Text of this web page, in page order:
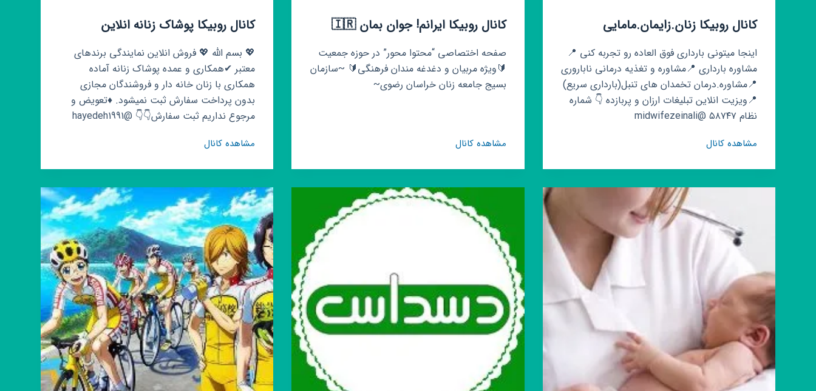
کانال روبیکا زنان.زایمان.مامایی
اینجا میتونی بارداری فوق العاده رو تجربه کنی 📍
مشاوره بارداری 📍مشاوره و تغذیه درمانی ناباروری
📍مشاوره.درمان تخمدان های تنبل(بارداری سریع)
📍ویزیت انلاین تبلیغات ارزان و پربازده 👇 شماره
نظام ۵۸۷۴۷ @midwifezeinali
مشاهده کانالکانال
زنان.زایمان.مامایی
کانال روبیکا ایرانم! جوان بمان 🇮🇷
صفحه اختصاصی “محتوا محور” در حوزه جمعیت
🔰ویژه مربیان و دغدغه مندان فرهنگی🔰 ~سازمان
بسیج جامعه زنان خراسان رضوی~
مشاهده کانالکانال
ایرانم!
جوان
بمان
کانال روبیکا پوشاک زنانه انلاین
💖 بسم الله 💖 فروش انلاین نمایندگی برندهای
معتبر ✔همکاری و عمده پوشاک زنانه آماده
همکاری با زنان خانه دار و فروشندگان مجازی
بدون پرداخت سفارش ثبت نمیشود. ♦تعویض و
مرجوع نداریم ثبت سفارش👇👇 @hayedeh1991
مشاهده کانالکانال
پوشاک
زنانه
انلاین